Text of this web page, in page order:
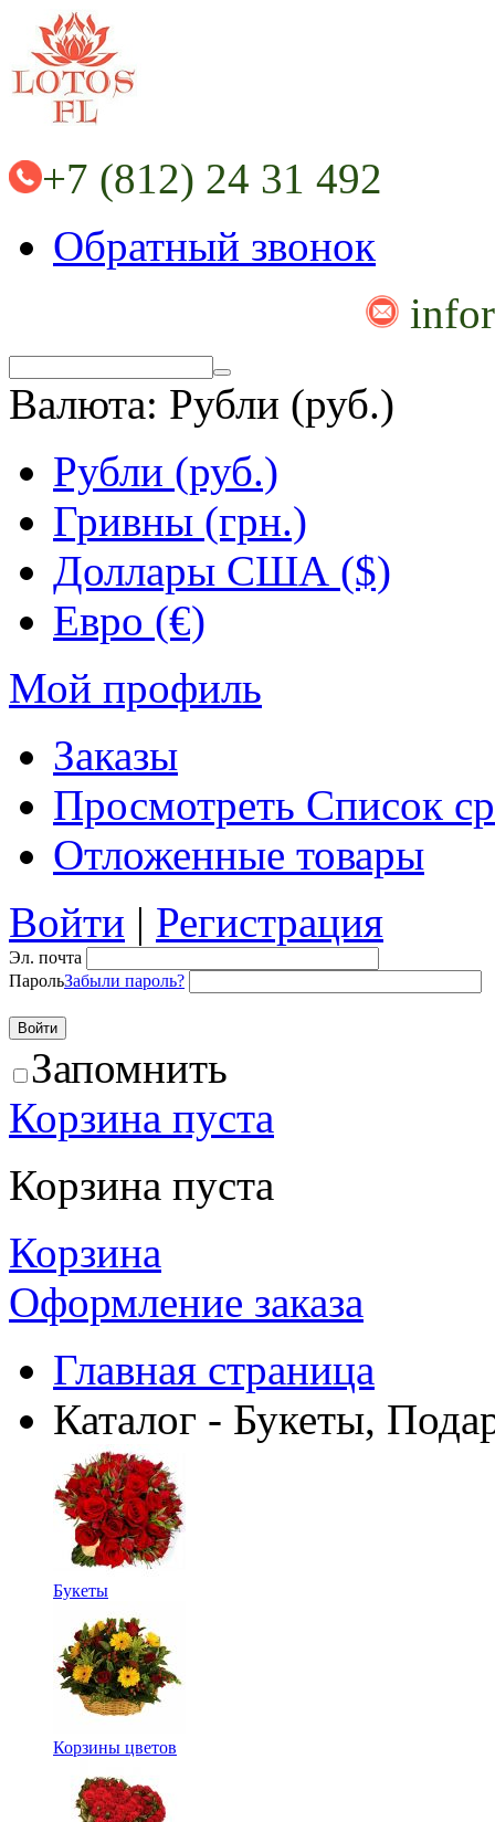
+7 (812) 24 31 492
Обратный звонок
Валюта: Рубли (руб.)
Рубли (руб.)
Гривны (грн.)
Доллары США ($)
Евро (€)
Мой профиль
Заказы
Просмотреть Список
Отложенные товары
Войти | Регистрация
Эл. почта
ПарольЗабыли пароль?
Запомнить
Корзина пуста
Корзина пуста
Корзина
Оформление заказа
Главная страница
Каталог - Букеты,
Букеты
Корзины цветов